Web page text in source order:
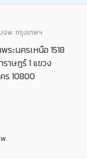
จพ. กรุงเทพฯ
ระนครเหนือ 1518
าษฎร์ 1 แขวง
ร 10800
.